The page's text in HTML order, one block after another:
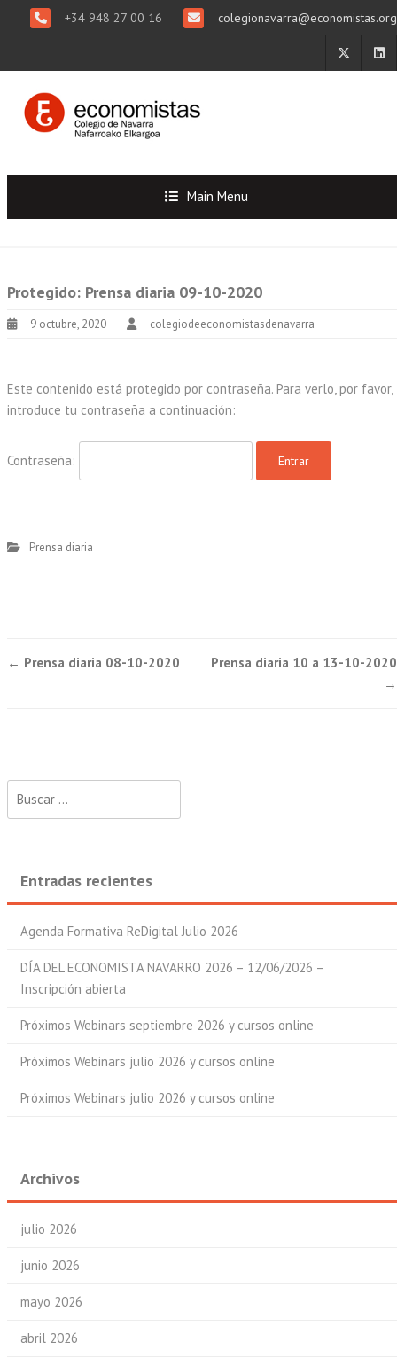
+34 948 27 00 16 colegionavarra@economistas.org
Main Menu
Protegido: Prensa diaria 09-10-2020
9 octubre, 2020 colegiodeeconomistasdenavarra
Este contenido está protegido por contraseña. Para verlo, por favor,
introduce tu contraseña a continuación:
Contraseña:
Prensa diaria
Post
← Prensa diaria 08-10-2020
Prensa diaria 10 a 13-10-2020
→
Entradas recientes
Agenda Formativa ReDigital Julio 2026
DÍA DEL ECONOMISTA NAVARRO 2026 – 12/06/2026 –
Inscripción abierta
Próximos Webinars septiembre 2026 y cursos online
Próximos Webinars julio 2026 y cursos online
Próximos Webinars julio 2026 y cursos online
Archivos
julio 2026
junio 2026
mayo 2026
abril 2026